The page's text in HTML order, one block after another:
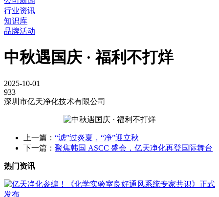
行业资讯
知识库
品牌活动
中秋遇国庆 · 福利不打烊
2025-10-01
933
深圳市亿天净化技术有限公司
上一篇： “滤”过炎夏，“净”迎立秋
下一篇： 聚焦韩国 ASCC 盛会，亿天净化再登国际舞台
热门资讯